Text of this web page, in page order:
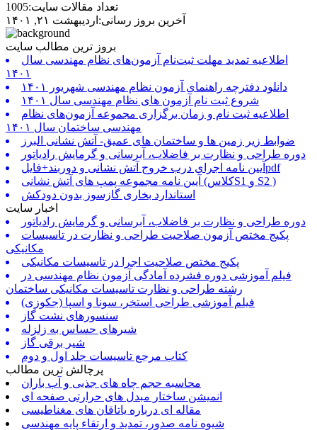
تعداد مقالات سایت:1005
آخرین بروز رسانی:اردیبهشت ۲۱, ۱۴۰۱
بروز ترین مطالب سایت
اطلاعیه تمدید مهلت ثبت‌نام آزمون‌های نظام مهندسی سال
۱۴۰۱
دانلود دفترچه راهنمای آزمون نظام مهندسی شهریور ۱۴۰۱
شروع ثبت نام آزمون های نظام مهندسی سال ۱۴۰۱
اطلاعیه ثبت نام و زمان برگزاری مجموعه آزمون‌های نظام
مهندسی ساختمان سال ۱۴۰۱
ضوابط زیر زمین ها و ساختمان های عمیق- آتش نشانی البرز
دوره طراحی و نظارت بر فاضلاب، آبرسانی و گرمایش رادیاتور
آیین نامه اجرای درب خروج آتش نشانی و دوربند+فایلpdf
آیین نامه مجموعه پمپ های آتش نشانی (کلاسS1 و S2 )
استاندارد بخاری گازسوز بدون دودکش
اخبار سایت
دوره طراحی و نظارت بر فاضلاب، آبرسانی و گرمایش رادیاتور
پکیج مختص آزمون صلاحیت طراحی و نظارت در تاسیسات
مکانیکی
پکیج مختص صلاحیت اجرا در تاسیسات مکانیکی
فیلم آموزشی دوره فشرده آمادگی آزمون نظام مهندسی در
رشته طراحی و نظارت تاسیسات مکانیکی ساختمان
فیلم آموزشی طراحی استخر، سونا و اسپا (جکوزی)
سنسورهای نشت گاز
شیرهای حساس به زلزله
شیر برقی گاز
کتاب مرجع تاسیسات جلد اول و دوم
پرچالش ترین مطالب
محاسبه حجم چاه های جذبی و آب باران
انمیشن ساختار مبدل های حرارتی صفحه ای
مقاله ای درباره یاتاقان های مغناطیسی
شیوه نامه صدور، تمدید و ارتقاء پایه مهندسی